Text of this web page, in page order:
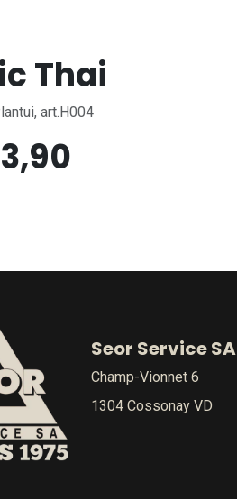
Thai
art.H004
Seor Service SA
Champ-Vionnet 6
1304 Cossonay VD